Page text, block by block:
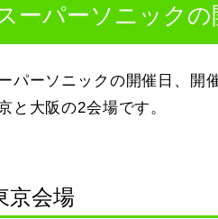
ーパーソニック
パーソニックの開催日、開
と大阪の2会場です。
京会場